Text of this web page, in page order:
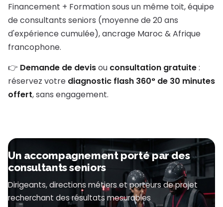
Financement + Formation sous un même toit, équipe
de consultants seniors (moyenne de 20 ans
d'expérience cumulée), ancrage Maroc & Afrique
francophone.
👉 Demande de devisou consultation gratuite:
réservez votre diagnostic flash 360° de 30 minutes
offert, sans engagement.
Un accompagnement porté par des
consultants seniors
Dirigeants, directions métiers et porteurs de projet
recherchant des résultats mesurables